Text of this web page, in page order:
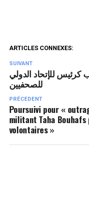
ARTICLES CONNEXES:
SUIVANT
للإتحاد الدولي
للصحفيين
PRÉCEDENT
Poursuivi pour «
militant Taha
volontaires »